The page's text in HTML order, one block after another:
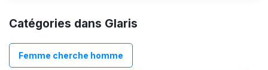
Catégories dans Glaris
Femme cherche homme